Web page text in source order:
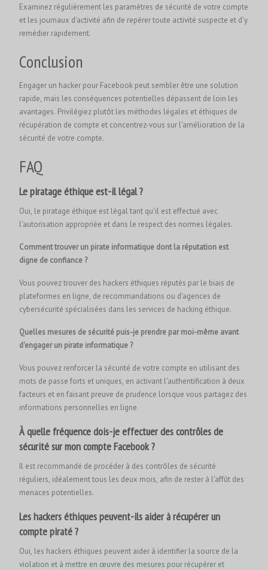
Examinez régulièrement les paramètres de sécurité de votre compte
et les journaux d'activité afin de repérer toute activité suspecte et d'y
remédier rapidement.
Conclusion
Engager un hacker pour Facebook peut sembler être une solution
rapide, mais les conséquences potentielles dépassent de loin les
avantages. Privilégiez plutôt les méthodes légales et éthiques de
récupération de compte et concentrez-vous sur l'amélioration de la
sécurité de votre compte.
FAQ
Le piratage éthique est-il légal ?
Oui, le piratage éthique est légal tant qu'il est effectué avec
l'autorisation appropriée et dans le respect des normes légales.
Comment trouver un pirate informatique dont la réputation est
digne de confiance ?
Vous pouvez trouver des hackers éthiques réputés par le biais de
plateformes en ligne, de recommandations ou d'agences de
cybersécurité spécialisées dans les services de hacking éthique.
Quelles mesures de sécurité puis-je prendre par moi-même avant
d'engager un pirate informatique ?
Vous pouvez renforcer la sécurité de votre compte en utilisant des
mots de passe forts et uniques, en activant l'authentification à deux
facteurs et en faisant preuve de prudence lorsque vous partagez des
informations personnelles en ligne.
À quelle fréquence dois-je effectuer des contrôles de
sécurité sur mon compte Facebook ?
Il est recommandé de procéder à des contrôles de sécurité
réguliers, idéalement tous les deux mois, afin de rester à l'affût des
menaces potentielles.
Les hackers éthiques peuvent-ils aider à récupérer un
compte piraté ?
Oui, les hackers éthiques peuvent aider à identifier la source de la
violation et à mettre en œuvre des mesures pour récupérer et